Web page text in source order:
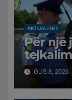
AKTUALITET
Për një
trafikut
GUS 8, 2026